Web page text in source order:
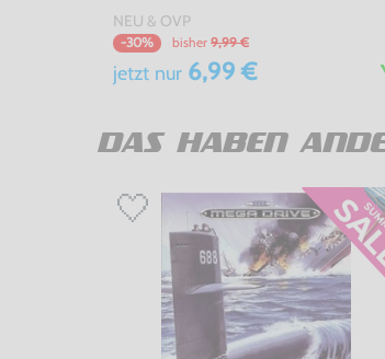
NEU & OVP
-30% bisher 9,99 €
jetzt nur 6,99 €
DAS HABEN